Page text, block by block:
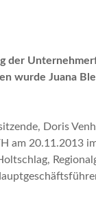
der
wurde Juana
Doris
am 20.11.2013